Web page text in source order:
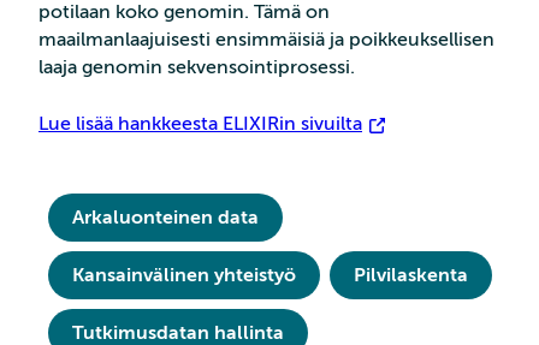
potilaan koko genomin. Tämä on
maailmanlaajuisesti ensimmäisiä ja poikkeuksellisen
laaja genomin sekvensointiprosessi.
Lue lisää hankkeesta ELIXIRin sivuilta
Arkaluonteinen data
Kansainvälinen yhteistyö Pilvilaskenta
Tutkimusdatan hallinta